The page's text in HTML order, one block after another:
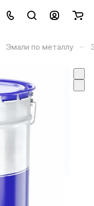
Эмали по металлу –